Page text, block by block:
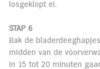
losgeklopt ei.
STAP 6
Bak de
midden van de
in 15 tot 20 minuten